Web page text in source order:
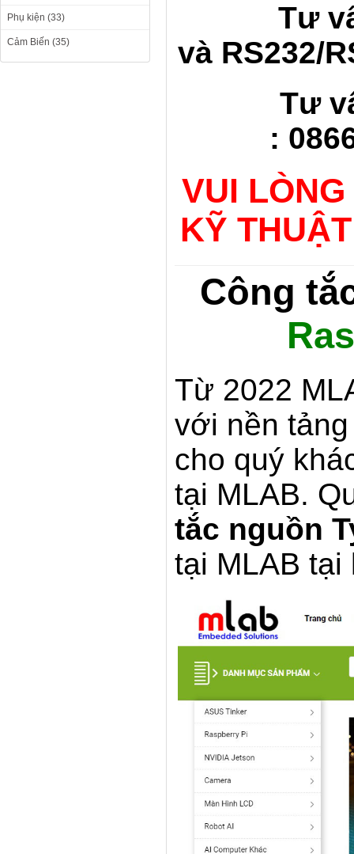
Phụ kiện (33)
Cảm Biến (35)
Tư
và RS232/
Tư
:
VUI
KỸ
Công
Từ 2022
với nền
cho quý
tại MLAB.
tắc nguồn
tại MLAB tại